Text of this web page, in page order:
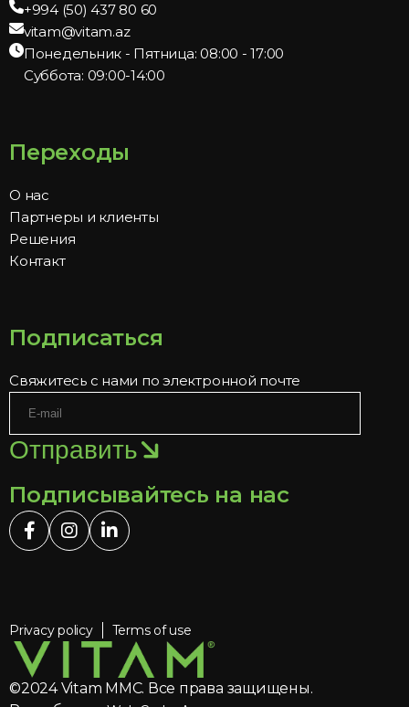
+994 (50) 437 80 60
vitam@vitam.az
Понедельник - Пятница: 08:00 - 17:00
Суббота: 09:00-14:00
Переходы
О нас
Партнеры и клиенты
Решения
Контакт
Подписаться
Свяжитесь с нами по электронной почте
Отправить
Подписывайтесь на нас
Privacy policy Terms of use
©2024 Vitam MMC. Все права защищены.